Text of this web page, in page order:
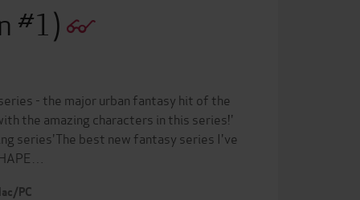
#1)
- the major urban fantasy hit of the
the amazing characters in this series!'
series'The best new fantasy series I've
PC